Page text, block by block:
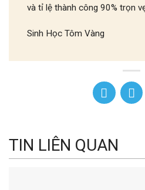
và tỉ lệ thành công 90% trọn
Sinh Học Tôm Vàng
TIN LIÊN QUAN